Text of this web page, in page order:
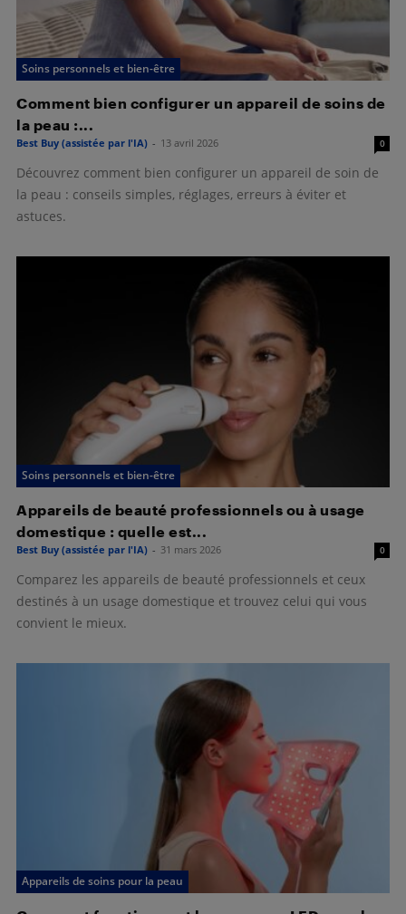
Soins personnels et bien-être
Comment bien configurer un appareil de soins de
la peau :...
Best Buy (assistée par l'IA) - 13 avril 2026 0
Découvrez comment bien configurer un appareil de soin de
la peau : conseils simples, réglages, erreurs à éviter et
astuces.
Soins personnels et bien-être
Appareils de beauté professionnels ou à usage
domestique : quelle est...
Best Buy (assistée par l'IA) - 31 mars 2026 0
Comparez les appareils de beauté professionnels et ceux
destinés à un usage domestique et trouvez celui qui vous
convient le mieux.
Appareils de soins pour la peau